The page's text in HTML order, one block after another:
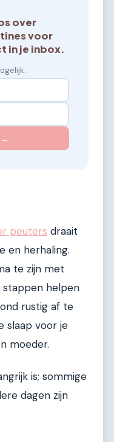
over
voor
in je inbox.
peuters draait
en herhaling.
te zijn met
stappen helpen
rustig af te
slaap voor je
moeder.
is; sommige
dagen zijn